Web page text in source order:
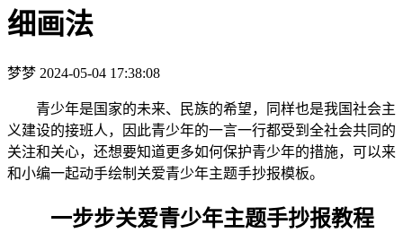
细画法
梦梦 2024-05-04 17:38:08
青少年是国家的未来、民族的希望，同样也是我国社会主
义建设的接班人，因此青少年的一言一行都受到全社会共同的
关注和关心，还想要知道更多如何保护青少年的措施，可以来
和小编一起动手绘制关爱青少年主题手抄报模板。
一步步关爱青少年主题手抄报教程